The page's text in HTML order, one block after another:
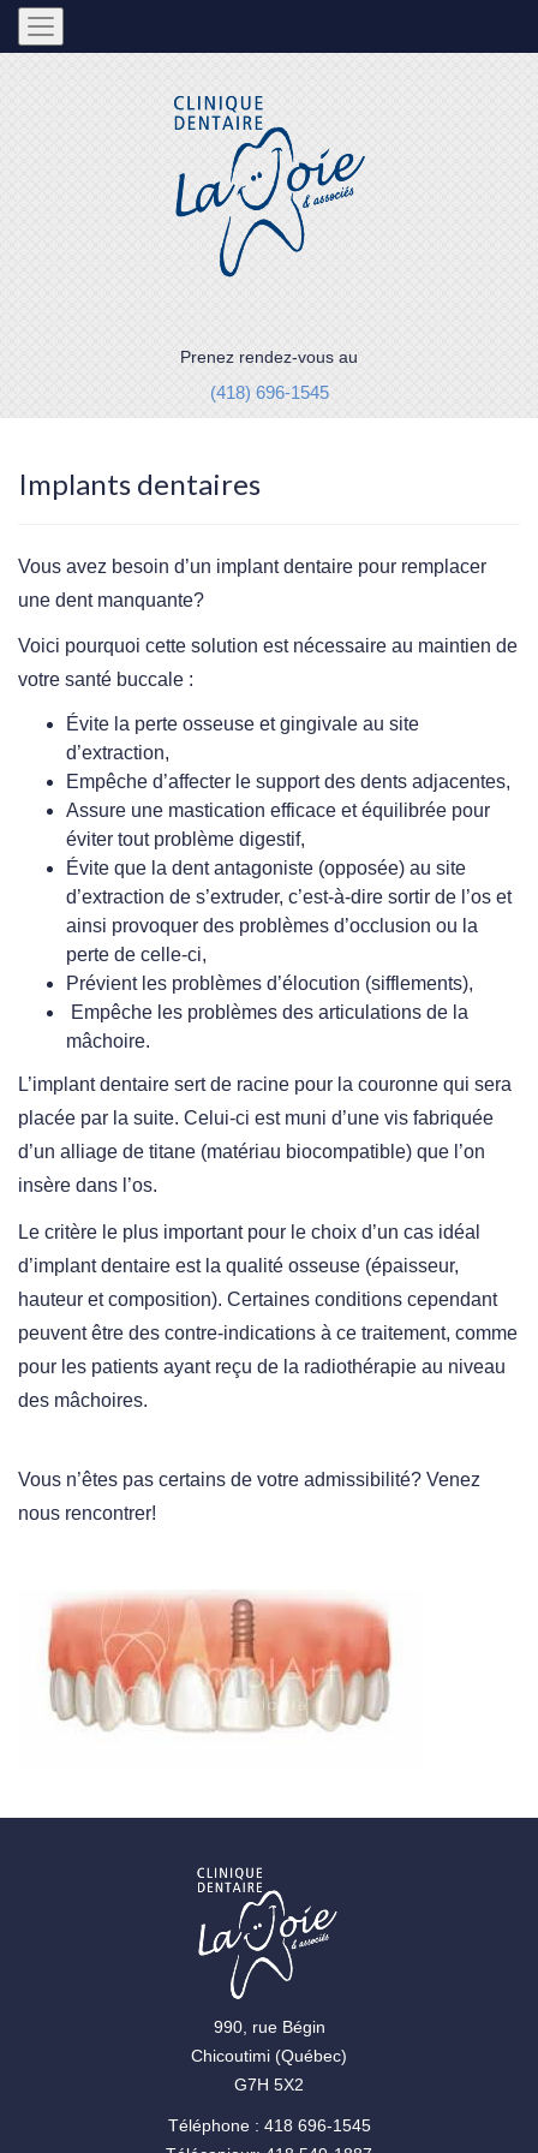
Prenez rendez-vous au
(418) 696-1545
Implants dentaires
Vous avez besoin d’un implant dentaire pour remplacer
une dent manquante?
Voici pourquoi cette solution est nécessaire au maintien de
votre santé buccale :
Évite la perte osseuse et gingivale au site
d’extraction,
Empêche d’affecter le support des dents adjacentes,
Assure une mastication efficace et équilibrée pour
éviter tout problème digestif,
Évite que la dent antagoniste (opposée) au site
d’extraction de s’extruder, c’est-à-dire sortir de l’os et
ainsi provoquer des problèmes d’occlusion ou la
perte de celle-ci,
Prévient les problèmes d’élocution (sifflements),
Empêche les problèmes des articulations de la
mâchoire.
L’implant dentaire sert de racine pour la couronne qui sera
placée par la suite. Celui-ci est muni d’une vis fabriquée
d’un alliage de titane (matériau biocompatible) que l’on
insère dans l’os.
Le critère le plus important pour le choix d’un cas idéal
d’implant dentaire est la qualité osseuse (épaisseur,
hauteur et composition). Certaines conditions cependant
peuvent être des contre-indications à ce traitement, comme
pour les patients ayant reçu de la radiothérapie au niveau
des mâchoires.
Vous n’êtes pas certains de votre admissibilité? Venez
nous rencontrer!
990, rue Bégin
Chicoutimi (Québec)
G7H 5X2
Téléphone : 418 696-1545